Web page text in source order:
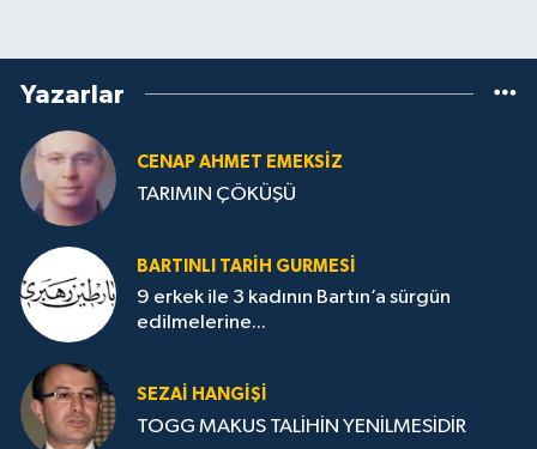
Yazarlar
CENAP AHMET EMEKSİZ
TARIMIN ÇÖKÜŞÜ
BARTINLI TARIH GURMESI
9 erkek ile 3 kadının Bartın’a sürgün
edilmelerine...
SEZAI HANGİŞİ
TOGG MAKUS TALİHİN YENİLMESİDİR